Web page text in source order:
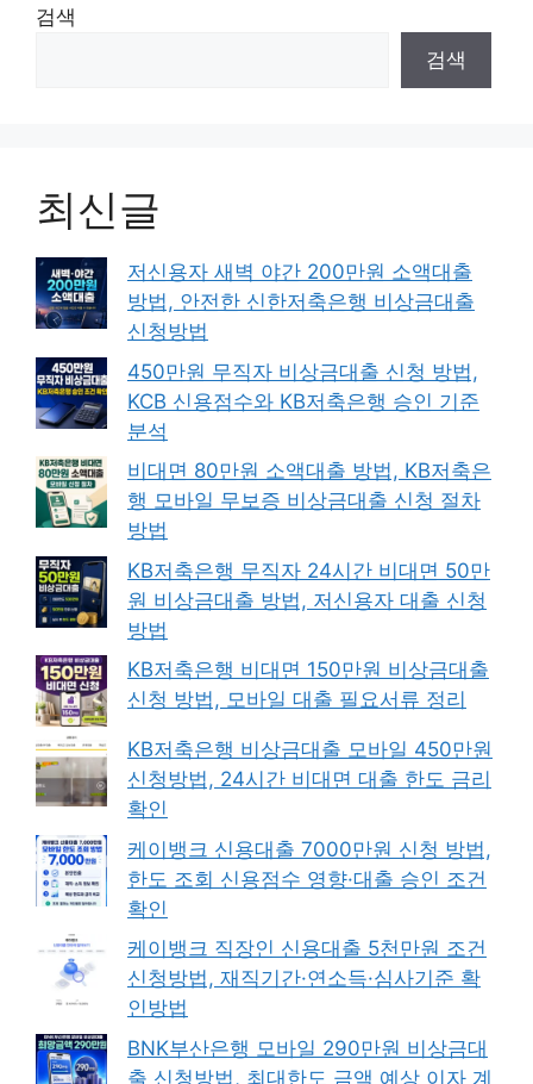
검색
검색
최신글
저신용자 새벽 야간 200만원 소액대출
방법, 안전한 신한저축은행 비상금대출
신청방법
450만원 무직자 비상금대출 신청 방법,
KCB 신용점수와 KB저축은행 승인 기준
분석
비대면 80만원 소액대출 방법, KB저축은
행 모바일 무보증 비상금대출 신청 절차
방법
KB저축은행 무직자 24시간 비대면 50만
원 비상금대출 방법, 저신용자 대출 신청
방법
KB저축은행 비대면 150만원 비상금대출
신청 방법, 모바일 대출 필요서류 정리
KB저축은행 비상금대출 모바일 450만원
신청방법, 24시간 비대면 대출 한도 금리
확인
케이뱅크 신용대출 7000만원 신청 방법,
한도 조회 신용점수 영향·대출 승인 조건
확인
케이뱅크 직장인 신용대출 5천만원 조건
신청방법, 재직기간·연소득·심사기준 확
인방법
BNK부산은행 모바일 290만원 비상금대
출 신청방법, 최대한도 금액 예상 이자 계